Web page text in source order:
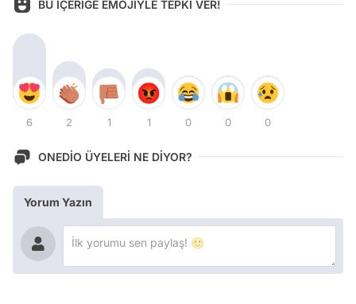
BU İÇERİĞE EMOJİYLE TEPKİ VER!
6 2 1 1 0 0 0
ONEDİO ÜYELERİ NE DİYOR?
Yorum Yazın